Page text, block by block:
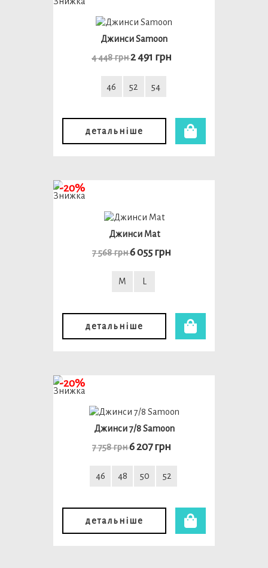
Джинси Samoon
4 448 грн2 491 грн
46 52 54
детальніше
Джинси Mat
7 568 грн6 055 грн
M
детальніше
-20%
Джинси 7/8 Samoon
7 758 грн6 207 грн
46 48 50 52
детальніше
-20%